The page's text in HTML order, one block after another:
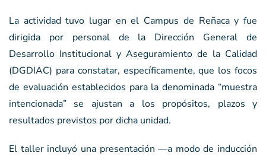
La actividad tuvo lugar en el Campus de Reñaca y fue
dirigida por personal de la Dirección General de
Desarrollo Institucional y Aseguramiento de la Calidad
(DGDIAC) para constatar, específicamente, que los focos
de evaluación establecidos para la denominada “muestra
intencionada” se ajustan a los propósitos, plazos y
resultados previstos por dicha unidad.
El taller incluyó una presentación —a modo de inducción